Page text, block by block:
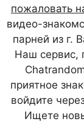
пожаловать
видео-
парней из г.
Наш сервис,
приятное
войдите
Ищете